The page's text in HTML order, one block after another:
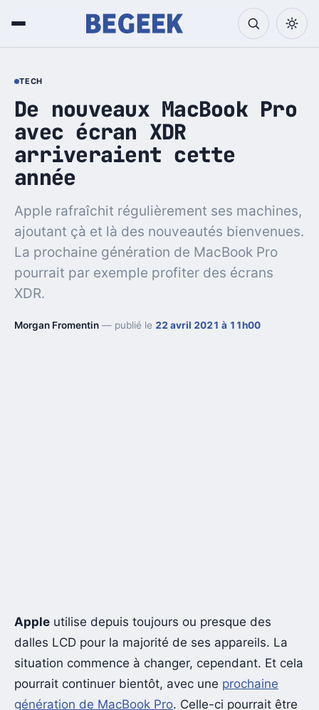
TECH
De nouveaux MacBook Pro
avec écran XDR
arriveraient cette
année
Apple rafraîchit régulièrement ses machines,
ajoutant çà et là des nouveautés bienvenues.
La prochaine génération de MacBook Pro
pourrait par exemple profiter des écrans
XDR.
Morgan Fromentin — publié le 22 avril 2021 à 11h00
Apple utilise depuis toujours ou presque des
dalles LCD pour la majorité de ses appareils. La
situation commence à changer, cependant. Et cela
pourrait continuer bientôt, avec une prochaine
génération de MacBook Pro. Celle-ci pourrait être